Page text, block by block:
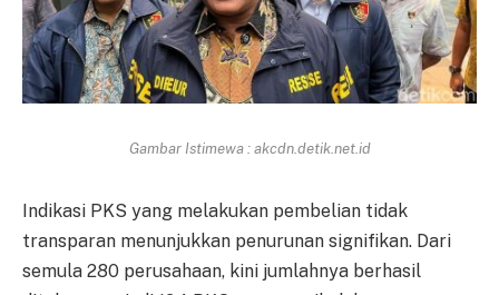
Gambar Istimewa : akcdn.detik.net.id
Indikasi PKS yang melakukan pembelian tidak
transparan menunjukkan penurunan signifikan. Dari
semula 280 perusahaan, kini jumlahnya berhasil